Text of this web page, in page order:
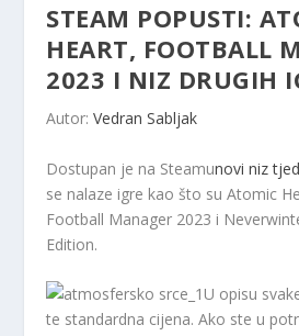
STEAM POPUSTI:
HEART, FOOTBALL
2023 I NIZ DRUGIH
Autor:Vedran Sabljak
Dostupan je na Steamunovi niz
se nalaze igre kao što su Atomic
Football Manager 2023 i
Edition.
U opisu
te standardna cijena. Ako ste u